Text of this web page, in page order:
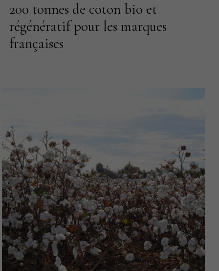
200 tonnes de coton bio et
régénératif pour les marques
françaises